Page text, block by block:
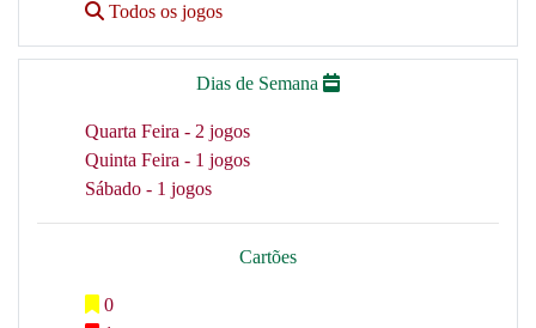
Todos os jogos
Dias de Semana
Quarta Feira - 2 jogos
Quinta Feira - 1 jogos
Sábado - 1 jogos
Cartões
0